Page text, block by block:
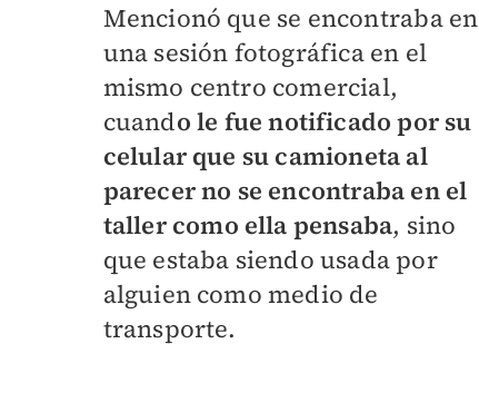
Mencionó que se encontraba en
una sesión fotográfica en el
mismo centro comercial,
cuando le fue notificado por su
celular que su camioneta al
parecer no se encontraba en el
taller como ella pensaba, sino
que estaba siendo usada por
alguien como medio de
transporte.